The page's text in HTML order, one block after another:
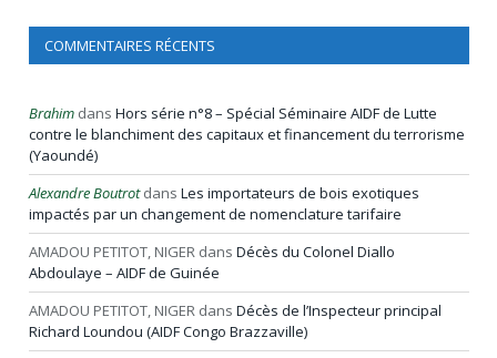
COMMENTAIRES RÉCENTS
Brahim dans Hors série n°8 – Spécial Séminaire AIDF de Lutte
contre le blanchiment des capitaux et financement du terrorisme
(Yaoundé)
Alexandre Boutrotdans Les importateurs de bois exotiques
impactés par un changement de nomenclature tarifaire
AMADOU PETITOT, NIGER dans Décès du Colonel Diallo
Abdoulaye – AIDF de Guinée
AMADOU PETITOT, NIGER dans Décès de l’Inspecteur principal
Richard Loundou (AIDF Congo Brazzaville)